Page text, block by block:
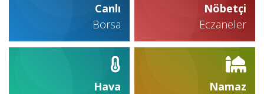
Canlı
Borsa
Nöbetçi
Eczaneler
Hava Namaz